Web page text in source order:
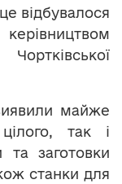
відбувалося
майже
так і
та заготовки
станки для